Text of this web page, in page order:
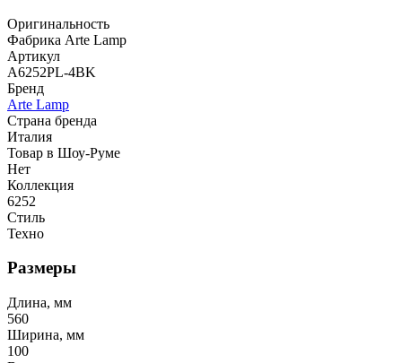
Оригинальность
Фабрика Arte Lamp
Артикул
A6252PL-4BK
Бренд
Arte Lamp
Страна бренда
Италия
Товар в Шоу-Руме
Нет
Коллекция
6252
Стиль
Техно
Размеры
Длина, мм
560
Ширина, мм
100